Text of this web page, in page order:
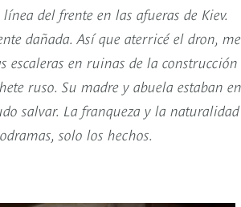
del frente en las afueras de Kiev.
dañada. Así que aterricé el dron, me
escaleras en ruinas de la
ruso. Su madre y abuela estaban en
salvar. La franqueza y la
solo los hechos.